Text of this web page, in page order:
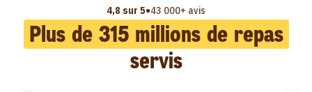
4,8 sur 5•43 000+ avis
Plus de 315millions de repas
servis